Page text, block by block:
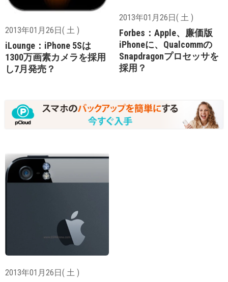
2013年01月26日( 土 )
iLounge：iPhone 5Sは
1300万画素カメラを採用
し7月発売？
2013年01月26日( 土 )
Forbes：Apple、廉価版
iPhoneに、Qualcommの
Snapdragonプロセッサを
採用？
2013年01月26日( 土 )